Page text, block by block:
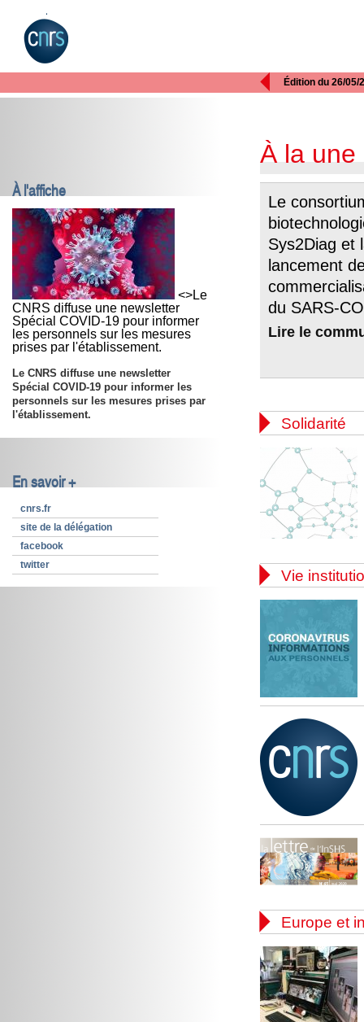
 Édition du 26/05/
À l'affiche
<>Le
CNRS diffuse une newsletter
Spécial COVID-19 pour informer
les personnels sur les mesures
prises par l'établissement.
Le CNRS diffuse une newsletter
Spécial COVID-19 pour informer les
personnels sur les mesures prises par
l'établissement.
En savoir +
cnrs.fr
site de la délégation
facebook
twitter
À la une
Le
Sys2Diag et
lancement
du SARS-
Lire le
 Solidarité
 Vie
 Europe et